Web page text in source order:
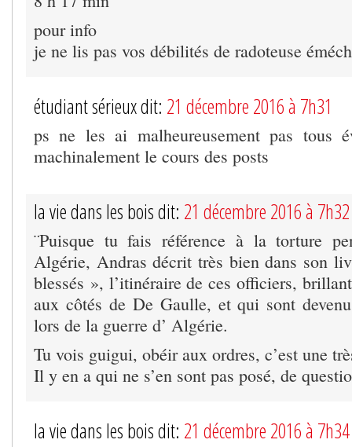
pour info
je ne lis pas vos débilités de radoteuse
étudiant sérieux dit: 21 décembre 2016 à 7h31
ps ne les ai malheureusement pas tous
machinalement le cours des posts
la vie dans les bois dit: 21 décembre 2016 à 7h32
¨Puisque tu fais référence à la torture
Algérie, Andras décrit très bien dans son
blessés », l’itinéraire de ces officiers,
aux côtés de De Gaulle, et qui sont
lors de la guerre d’ Algérie.
Tu vois guigui, obéir aux ordres, c’est une
Il y en a qui ne s’en sont pas posé, de
la vie dans les bois dit: 21 décembre 2016 à 7h34